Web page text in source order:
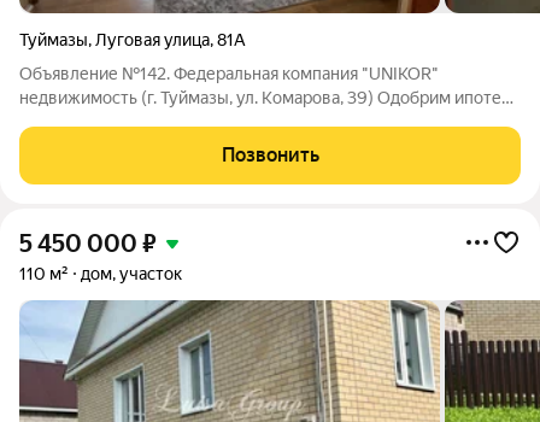
Туймазы, Луговая улица,81А
Объявление №142. Федеральная компания "UNIKOR"
недвижимость (г. Туймазы, ул. Комарова, 39) Одобрим ипотеку
Продается красивый двухэтажный дом площадью 237 м2 в
классическом стиле в городе Туймазы по
Позвонить
5 450 000 ₽
110 м² дом, участок